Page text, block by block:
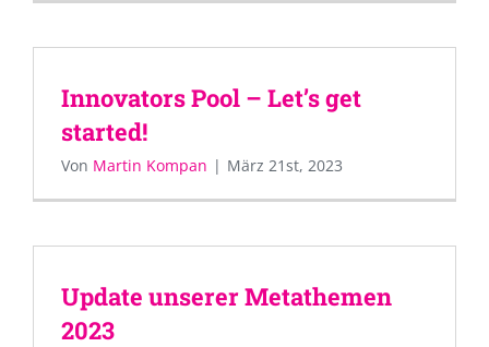
Innovators Pool – Let’s get
started!
Von Martin Kompan | März 21st, 2023
Update unserer Metathemen
2023